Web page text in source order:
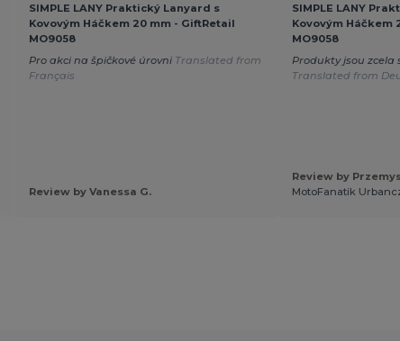
SIMPLE LANY Praktický Lanyard s
Kovovým Háčkem 20 mm - GiftRetail
MO9058
Pro akci na špičkové úrovni Translated from
Français
Review by Vanessa G.
SIMPLE LANY
Kovovým Háčkem
MO9058
Produkty jsou zcela
Translated from
Review by
MotoFanatik